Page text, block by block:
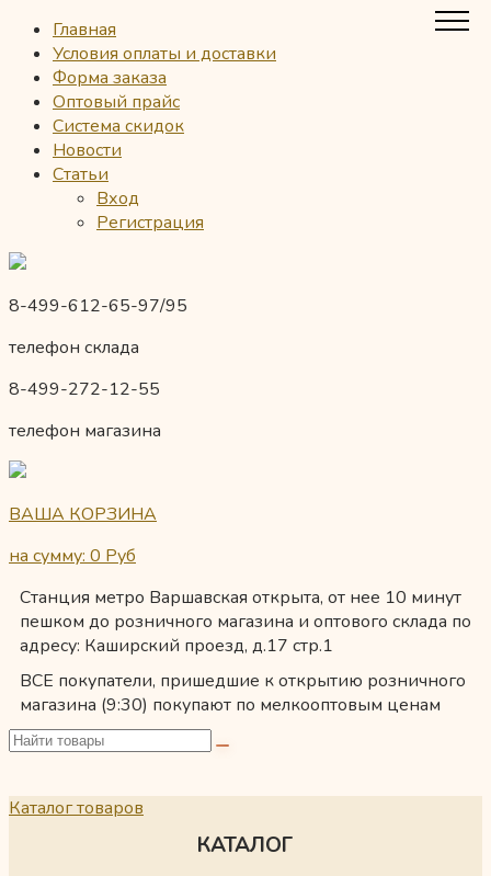
Главная
Условия оплаты и доставки
Форма заказа
Оптовый прайс
Система скидок
Новости
Статьи
Вход
Регистрация
8-499-612-65-97/95
телефон склада
8-499-272-12-55
телефон магазина
ВАША КОРЗИНА
на сумму: 0 Руб
Станция метро Варшавская открыта, от нее 10 минут
пешком до розничного магазина и оптового склада по
адресу: Каширский проезд, д.17 стр.1
ВСЕ покупатели, пришедшие к открытию розничного
магазина (9:30) покупают по мелкооптовым ценам
Каталог товаров
КАТАЛОГ